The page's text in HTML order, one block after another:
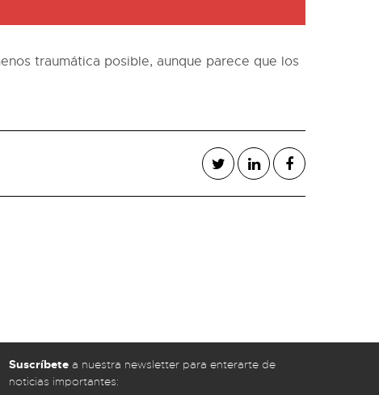
traumática posible, aunque parece que los
Suscríbetea nuestra newsletter para enterarte de
noticias importantes: